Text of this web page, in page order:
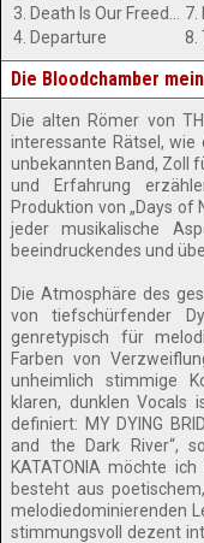
4. Departure
7.
8.
Die Bloodchamber
Die alten Römer von
interessante Rätsel, wie
unbekannten Band, Zoll
und Erfahrung
Produktion von „Days of
jeder musikalische
beeindruckendes und
Die Atmosphäre des
von tiefschürfender
genretypisch für
Farben von
unheimlich stimmige
klaren, dunklen Vocals
definiert: MY DYING
and the Dark River“,
KATATONIA möchte
besteht aus
melodiedominierenden
stimmungsvoll dezent